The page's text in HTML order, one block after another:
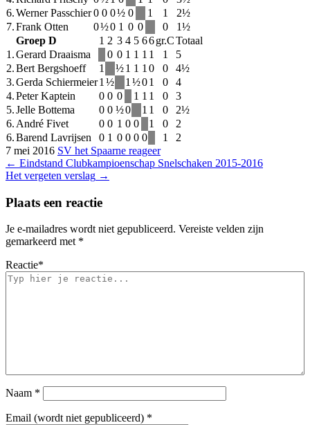
6.Werner Passchier0 0 0½ 0 1 1
2½
7.Frank Otten 0½0 1 0 0 0
1½
Groep D
1 2 3 4 5 66gr.CTotaal
1.Gerard Draaisma 0 0 1 1 1 1 1
5
2.Bert Bergshoeff 1 ½1 1 1 0 0
4½
3.Gerda Schiermeier1 ½ 1 ½01 0
4
4.Peter Kaptein 0 0 0 1 1 1 0
3
5.Jelle Bottema 0 0 ½0 1 1 0
2½
6. André Fivet 0 0 1 0 0 1 0
2
6.Barend Lavrijsen 0 1 0 0 0 0 1
2
7 mei 2016 SV het Spaarne reageer
Bericht
navigatie
← Eindstand Clubkampioenschap Snelschaken 2015-2016
Het vergeten verslag →
Plaats een reactie
Je e-mailadres wordt niet gepubliceerd. Vereiste velden zijn
gemarkeerd met *
Reactie*
Naam *
Email (wordt niet gepubliceerd) *